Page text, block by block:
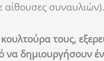
αίθουσες συναυλιών).
τους,
να δημιουργήσουν